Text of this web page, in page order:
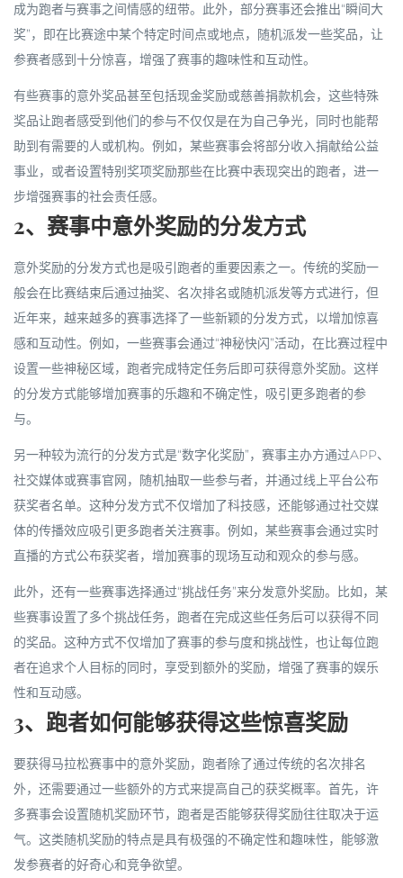
成为跑者与赛事之间情感的纽带。此外，部分赛事还会推出“瞬间大
奖”，即在比赛途中某个特定时间点或地点，随机派发一些奖品，让
参赛者感到十分惊喜，增强了赛事的趣味性和互动性。
有些赛事的意外奖品甚至包括现金奖励或慈善捐款机会，这些特殊
奖品让跑者感受到他们的参与不仅仅是在为自己争光，同时也能帮
助到有需要的人或机构。例如，某些赛事会将部分收入捐献给公益
事业，或者设置特别奖项奖励那些在比赛中表现突出的跑者，进一
步增强赛事的社会责任感。
2、赛事中意外奖励的分发方式
意外奖励的分发方式也是吸引跑者的重要因素之一。传统的奖励一
般会在比赛结束后通过抽奖、名次排名或随机派发等方式进行，但
近年来，越来越多的赛事选择了一些新颖的分发方式，以增加惊喜
感和互动性。例如，一些赛事会通过“神秘快闪”活动，在比赛过程中
设置一些神秘区域，跑者完成特定任务后即可获得意外奖励。这样
的分发方式能够增加赛事的乐趣和不确定性，吸引更多跑者的参
与。
另一种较为流行的分发方式是“数字化奖励”，赛事主办方通过APP、
社交媒体或赛事官网，随机抽取一些参与者，并通过线上平台公布
获奖者名单。这种分发方式不仅增加了科技感，还能够通过社交媒
体的传播效应吸引更多跑者关注赛事。例如，某些赛事会通过实时
直播的方式公布获奖者，增加赛事的现场互动和观众的参与感。
此外，还有一些赛事选择通过“挑战任务”来分发意外奖励。比如，某
些赛事设置了多个挑战任务，跑者在完成这些任务后可以获得不同
的奖品。这种方式不仅增加了赛事的参与度和挑战性，也让每位跑
者在追求个人目标的同时，享受到额外的奖励，增强了赛事的娱乐
性和互动感。
3、跑者如何能够获得这些惊喜奖励
要获得马拉松赛事中的意外奖励，跑者除了通过传统的名次排名
外，还需要通过一些额外的方式来提高自己的获奖概率。首先，许
多赛事会设置随机奖励环节，跑者是否能够获得奖励往往取决于运
气。这类随机奖励的特点是具有极强的不确定性和趣味性，能够激
发参赛者的好奇心和竞争欲望。